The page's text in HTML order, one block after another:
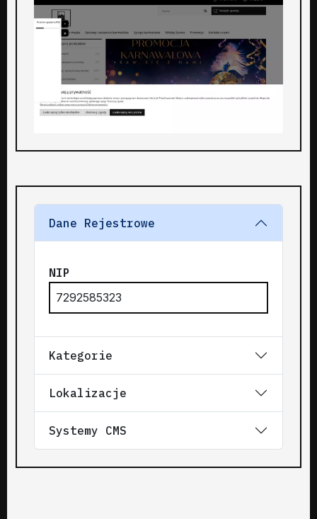
Dane Rejestrowe
NIP
7292585323
Kategorie
Lokalizacje
Systemy CMS